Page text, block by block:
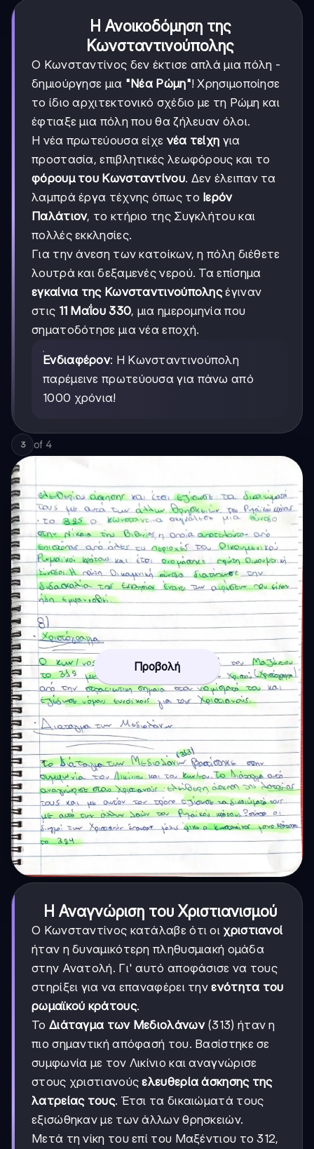
Η Ανοικοδόμηση της
Κωνσταντινούπολης
Ο Κωνσταντίνος δεν έκτισε απλά μια πόλη -
δημιούργησε μια "Νέα Ρώμη"! Χρησιμοποίησε
το ίδιο αρχιτεκτονικό σχέδιο με τη Ρώμη και
έφτιαξε μια πόλη που θα ζήλευαν όλοι.
Η νέα πρωτεύουσα είχε νέα τείχη για
προστασία, επιβλητικές λεωφόρους και το
φόρουμ του Κωνσταντίνου. Δεν έλειπαν τα
λαμπρά έργα τέχνης όπως το Ιερόν
Παλάτιον, το κτήριο της Συγκλήτου και
πολλές εκκλησίες.
Για την άνεση των κατοίκων, η πόλη διέθετε
λουτρά και δεξαμενές νερού. Τα επίσημα
εγκαίνια της Κωνσταντινούποληςέγιναν
στις 11 Μαΐου 330, μια ημερομηνία που
σηματοδότησε μια νέα εποχή.
Ενδιαφέρον: Η Κωνσταντινούπολη
παρέμεινε πρωτεύουσα για πάνω από
1000 χρόνια!
3 of 4
Προβολή
Η Αναγνώριση του Χριστιανισμού
Ο Κωνσταντίνος κατάλαβε ότι οι χριστιανοί
ήταν η δυναμικότερη πληθυσμιακή ομάδα
στην Ανατολή. Γι' αυτό αποφάσισε να τους
στηρίξει για να επαναφέρει τηνενότητα του
ρωμαϊκού κράτους.
Το Διάταγμα των Μεδιολάνων(313) ήταν η
πιο σημαντική απόφασή του. Βασίστηκε σε
συμφωνία με τον Λικίνιο και αναγνώρισε
στους χριστιανούςελευθερία άσκησης της
λατρείας τους. Έτσι τα δικαιώματά τους
εξισώθηκαν με των άλλων θρησκειών.
Μετά τη νίκη του επί του Μαξέντιου το 312,